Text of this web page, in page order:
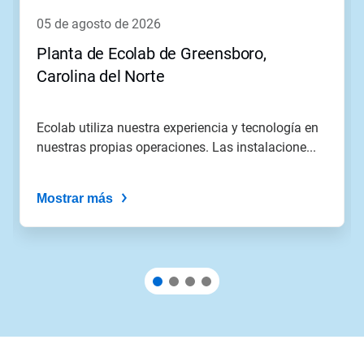
navegar
puntos
05 de agosto de 2026
Planta de Ecolab de Greensboro,
Carolina del Norte
Ecolab utiliza nuestra experiencia y tecnología en
nuestras propias operaciones. Las instalacione...
Mostrar más